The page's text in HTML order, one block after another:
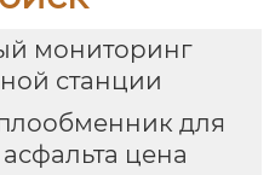
мониторинг
станции
для
цена